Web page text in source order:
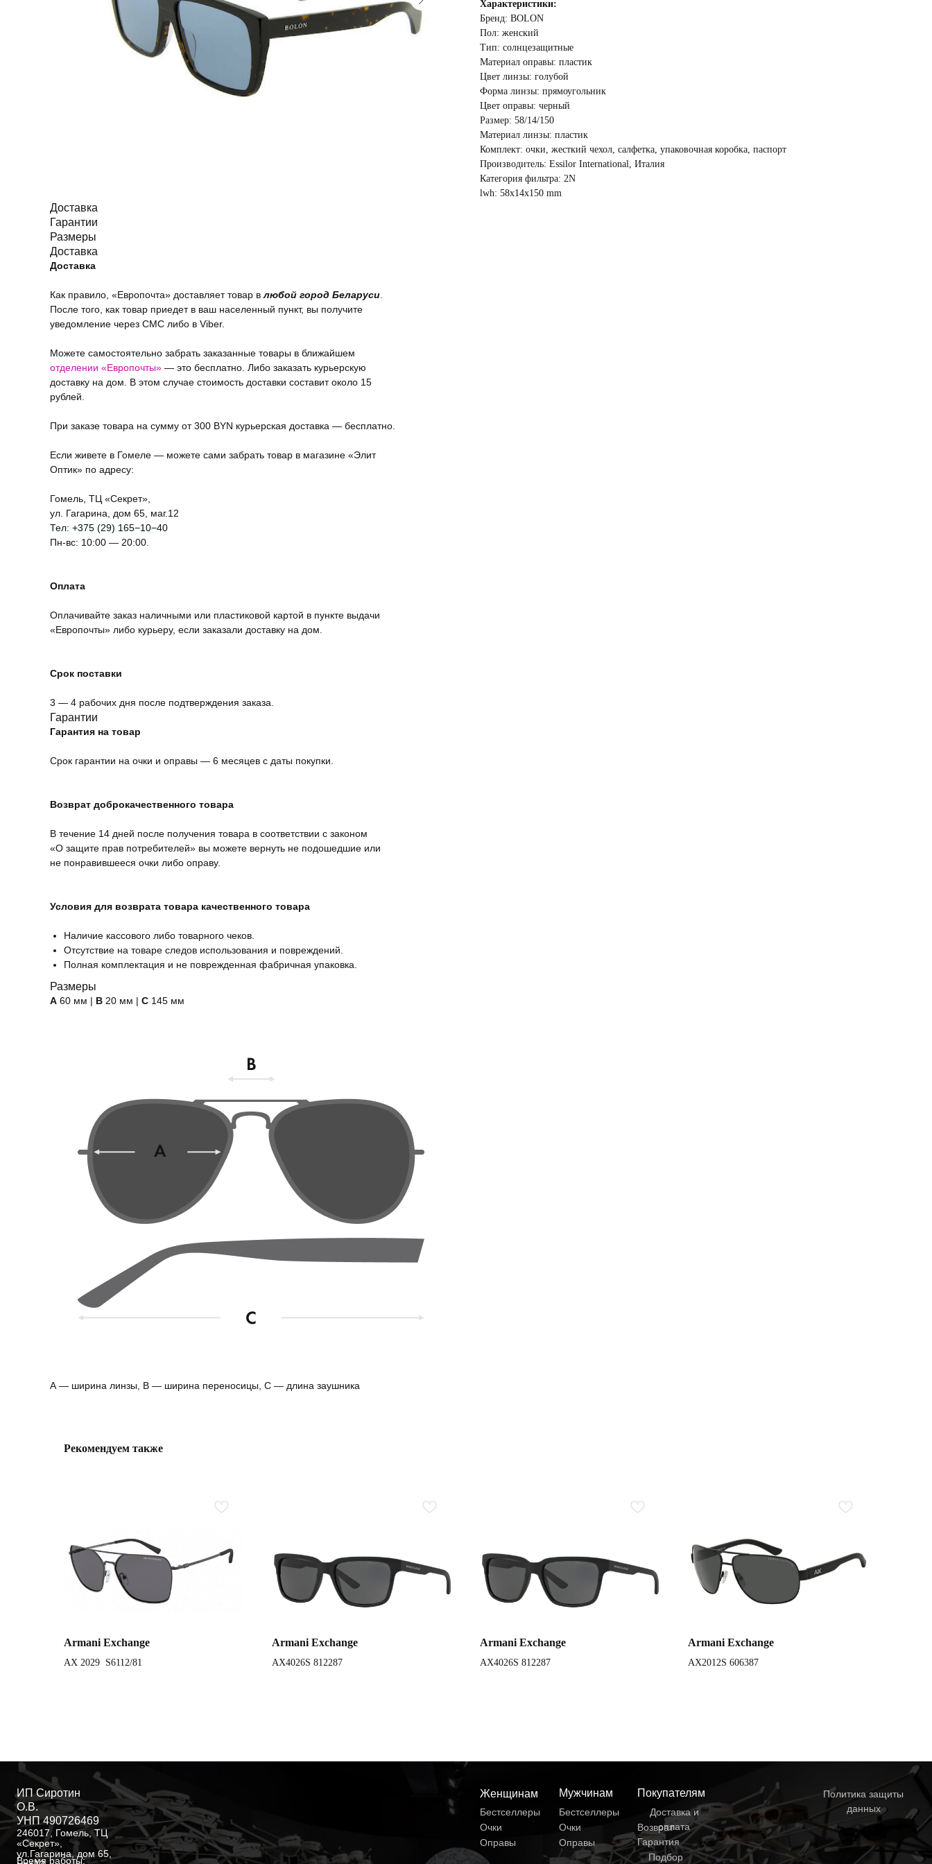
Характеристики:
Бренд: BOLON
Пол: женский
Тип: солнцезащитные
Материал оправы: пластик
Цвет линзы: голубой
Форма линзы: прямоугольник
Цвет оправы: черный
Размер: 58/14/150
Материал линзы: пластик
Комплект: очки, жесткий чехол, салфетка, упаковочная коробка, паспорт
Производитель: Essilor International, Италия
Категория фильтра: 2N
lwh: 58x14x150 mm
Доставка
Гарантии
Размеры
Доставка
Доставка
Как правило, «Европочта» доставляет товар влюбой город Беларуси
После того, как товар приедет в ваш населенный пункт, вы получите
уведомление через СМС либо в Viber.
Можете самостоятельно забрать заказанные товары в ближайшем
отделении «Европочты» — это бесплатно. Либо заказать курьерскую
доставку на дом. В этом случае стоимость доставки составит около 15
рублей.
При заказе товара на сумму от 300 BYN курьерская доставка — бесплатно.
Если живете в Гомеле — можете сами забрать товар в магазине «Элит
Оптик» по адресу:
Гомель, ТЦ «Секрет»,
ул. Гагарина, дом 65, маг.12
Тел: +375 (29) 165−10−40
Пн-вс: 10:00 — 20:00.
Оплата
Оплачивайте заказ наличными или пластиковой картой в пункте выдачи
«Европочты» либо курьеру, если заказали доставку на дом.
Срок поставки
3 — 4 рабочих дня после подтверждения заказа.
Гарантии
Гарантия на товар
Срок гарантии на очки и оправы — 6 месяцев с даты покупки.
Возврат доброкачественного товара
В течение 14 дней после получения товара в соответствии с законом
«О защите прав потребителей» вы можете вернуть не подошедшие или
не понравившееся очки либо оправу.
Условия для возврата товара качественного товара
Наличие кассового либо товарного чеков.
Отсутствие на товаре следов использования и повреждений.
Полная комплектация и не поврежденная фабричная упаковка.
Размеры
А 60 мм | B 20 мм | C 145 мм
А — ширина линзы, B — ширина переносицы, С — длина заушника
Рекомендуем также
Armani Exchange
AX 2029 S6112/81
Armani Exchange
AX4026S 812287
Armani Exchange
AX4026S 812287
Armani Exchange
AX2012S 606387
Бестселлеры
Женщинам
Очки
Оправы
Бестселлеры
Мужчинам
Очки
Оправы
Доставка и
оплата
Подбор
Покупателям
Возврат
Гарантия
ИП Сиротин
О.В.
УНП 490726469
246017, Гомель, ТЦ
«Секрет»,
ул.Гагарина, дом 65,
Время работы:
Политика защиты
данных